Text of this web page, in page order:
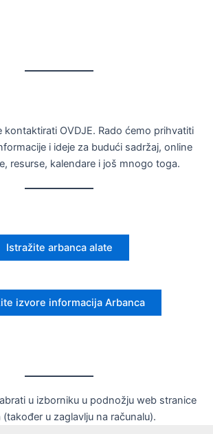
kontaktirati OVDJE. Rado ćemo prihvatiti
i ideje za budući sadržaj, online
resurse, kalendare i još mnogo toga.
Istražite arbanca alate
izvore informacija Arbanca
u izborniku u podnožju web stranice
(također u zaglavlju na računalu).